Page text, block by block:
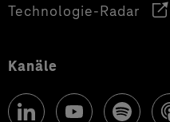
Technologie-Radar
Kanäle